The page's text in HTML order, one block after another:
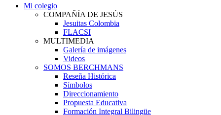
Mi colegio
COMPAÑÍA DE JESÚS
Jesuitas Colombia
FLACSI
MULTIMEDIA
Galería de imágenes
Videos
SOMOS BERCHMANS
Reseña Histórica
Símbolos
Direccionamiento
Propuesta Educativa
Formación Integral Bilingüe